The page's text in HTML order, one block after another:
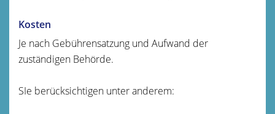
Kosten
Je nach Gebührensatzung und Aufwand der
zuständigen Behörde.
SIe berücksichtigen unter anderem: